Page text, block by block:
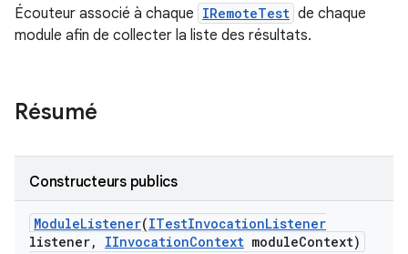
Écouteur associé à chaque IRemoteTest de chaque
module afin de collecter la liste des résultats.
Résumé
Constructeurs publics
ModuleListener(ITestInvocationListener
listener, IInvocationContext moduleContext)